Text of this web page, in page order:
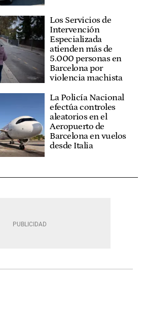
Los Servicios de
Intervención
Especializada
atienden más de
5.000 personas en
Barcelona por
violencia machista
La Policía Nacional
efectúa controles
aleatorios en el
Aeropuerto de
Barcelona en vuelos
desde Italia